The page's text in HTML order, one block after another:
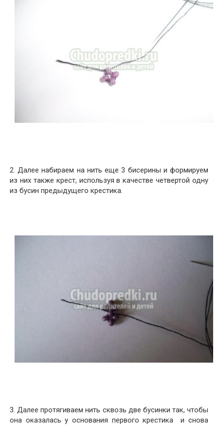
2. Далее набираем на нить еще 3 бисерины и формируем
из них также крест, используя в качестве четвертой одну
из бусин предыдущего крестика.
3. Далее протягиваем нить сквозь две бусинки так, чтобы
она оказалась у основания первого крестика и снова